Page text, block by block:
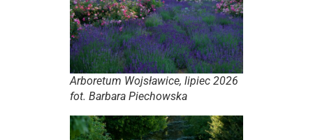
Arboretum Wojsławice, lipiec 2026
fot. Barbara Piechowska